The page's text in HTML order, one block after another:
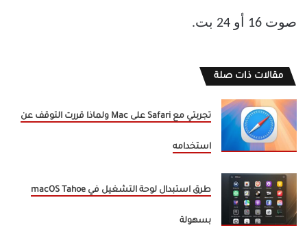
صوت 16 أو 24 بت.
مقالات ذات صلة
تجربتي مع Safari على Mac ولماذا قررت التوقف عن
استخدامه
طرق استبدال لوحة التشغيل في macOS Tahoe
بسهولة